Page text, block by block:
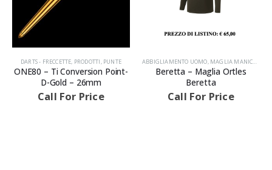
PRODOTTIDARTS - FRECCETTE PRODOTTI PUNTE
ONE80 – Ti Conversion Point-
D-Gold – 26mm
Call For Price
ABBIGLIAMENTO UOMO MAGLIA MANICHE LUNGHE
Beretta – Maglia Ortles
Beretta
Call For Price
AVVISIAMO LA GENTILE CLIENTELA